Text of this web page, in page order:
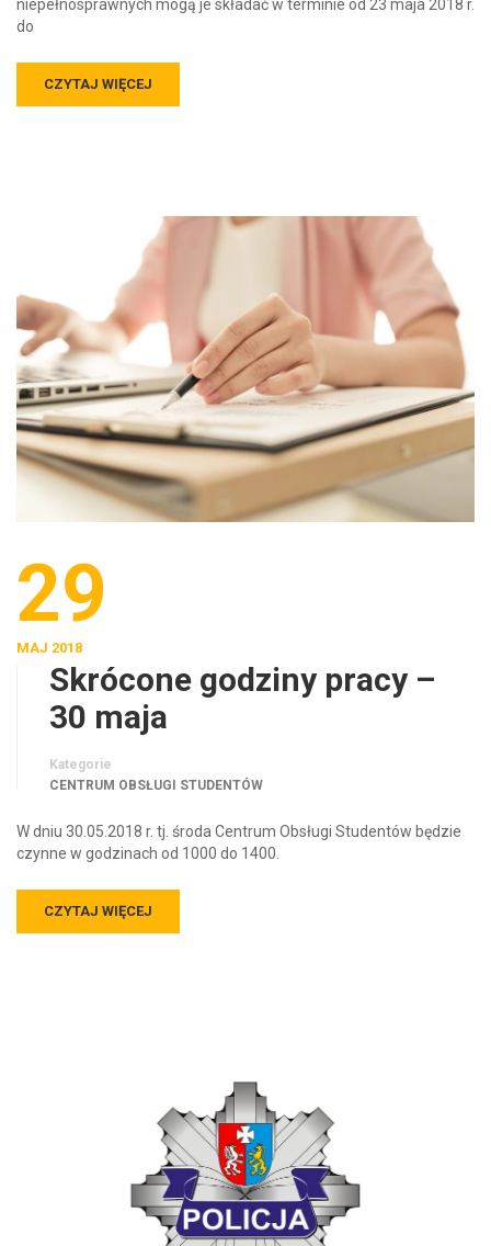
niepełnosprawnych mogą je składać w terminie od 23 maja 2018 r.
do
CZYTAJ WIĘCEJ
29
MAJ 2018
Skrócone godziny pracy –
30 maja
Kategorie
CENTRUM OBSŁUGI STUDENTÓW
W dniu 30.05.2018 r. tj. środa Centrum Obsługi Studentów będzie
czynne w godzinach od 1000 do 1400.
CZYTAJ WIĘCEJ